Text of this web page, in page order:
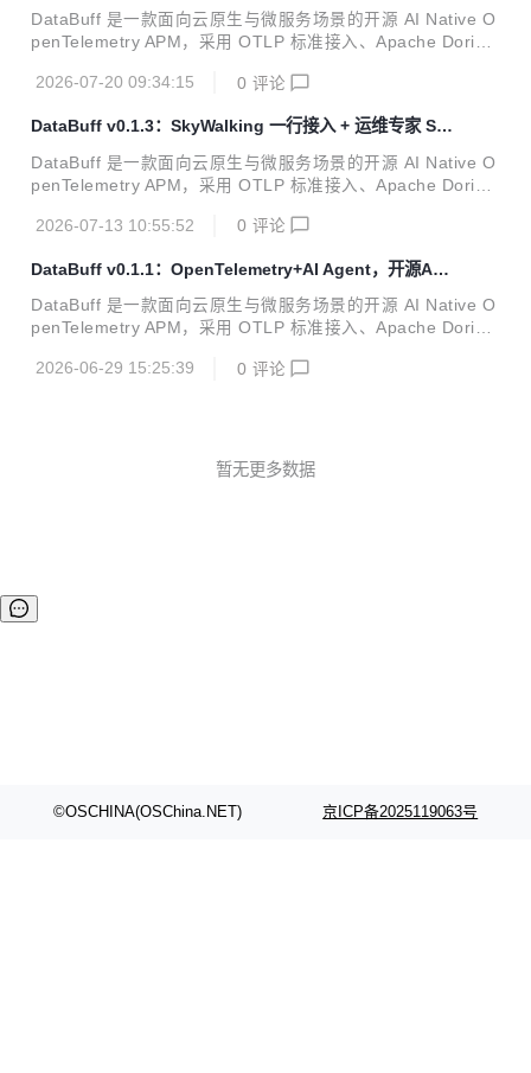
拿同一套微服务 Demo、在相同业务写入压力（QPS=35）
下，与 SkyWalking OAP 10.4.0 做...
DataBuff 是一款面向云原生与微服务场景的开源 AI Native O
penTelemetry APM，采用 OTLP 标准接入、Apache Doris
排障能力。项目已在 OSCHINA 软件库收录，软件主页：http
0.1.4（2026-07-19）。相对 v0.1.3 共 45 个提交、274 个文
件变更。本版主线是：7 大 AI 运维能力首页可配置上线、多 A
gent 协同与深度巡检交付链、以及...
2026-07-20 09:34:15 0 评论
DataBuff v0.1.3：SkyWalking 一行接入 + 运维专家 SS
H 排障上线
DataBuff 是一款面向云原生与微服务场景的开源 AI Native O
penTelemetry APM，采用 OTLP 标准接入、Apache Doris
排障能力。项目已在 OSCHINA 软件库收录，软件主页：http
0.1.3。本版聚焦三件事：已有 SkyWalking 生产栈如何一行接
入、安装失败时如何靠运维专家 SSH 恢复、以及业务变慢时
如何把 Trace 证据和主机事实对齐——而不是再写一篇...
2026-07-13 10:55:52 0 评论
DataBuff v0.1.1：OpenTelemetry+AI Agent，开源AP
M终于能排障了
DataBuff 是一款面向云原生与微服务场景的开源 AI Native O
penTelemetry APM，采用 OTLP 标准接入、Apache Doris
排障能力。项目已在 OSCHINA 软件库收录，软件主页：http
果，而不是在 Grafana、Jaeger、日志系统之间手...
2026-06-29 15:25:39 0 评论
暂无更多数据
©OSCHINA(OSChina.NET) 京ICP备2025119063号